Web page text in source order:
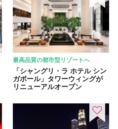
最高品質の都市型リゾートへ
「シャングリ・ラ ホテル シン
ガポール」タワーウィングが
リニューアルオープン